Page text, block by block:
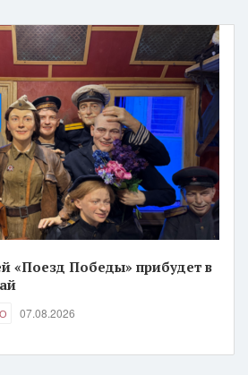
«Поезд Победы» прибудет в
07.08.2026